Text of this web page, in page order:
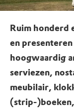
Ruim honderd
en
hoogwaardig
serviezen,
meubilair,
(strip-